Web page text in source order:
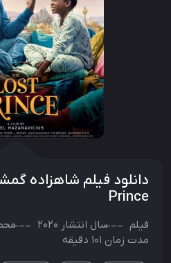
Prince
فیلم سال انتشار 2020
مدت زمان 101 دقیقه